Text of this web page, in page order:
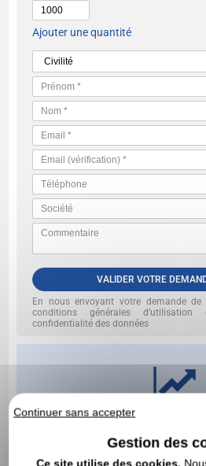
Ajouter une quantité
VALIDER VOTRE
En nous envoyant votre demande
conditions générales
confidentialité des données
Continuer sans accepter
Gestion des
Ce site utilise des cookies.